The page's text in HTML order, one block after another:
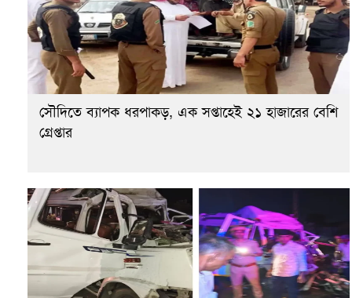
সৌদিতে ব্যাপক ধরপাকড়, এক সপ্তাহেই ২১ হাজারের বেশি
গ্রেপ্তার